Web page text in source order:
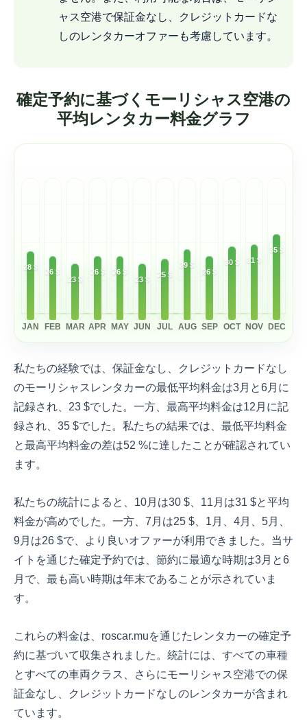
ャス空港で保証金なし、クレジットカードな
しのレンタカーオファーも考慮しています。
確定予約に基づくモーリシャス空港の
平均レンタカー料金グラフ
28 $
JAN
26 $
FEB
23 $
MAR
26 $
APR
26 $
MAY
23 $
JUN
25 $
JUL
29 $
AUG
26 $
SEP
30 $
OCT
31 $
NOV
35 $
DEC
私たちの経験では、保証金なし、クレジットカードなし
のモーリシャスレンタカーの最低平均料金は3月と6月に
記録され、23 $でした。一方、最高平均料金は12月に記
録され、35 $でした。私たちの結果では、最低平均料金
と最高平均料金の差は52 %に達したことが確認されてい
ます。
私たちの統計によると、10月は30 $、11月は31 $と平均
料金が高めでした。一方、7月は25 $、1月、4月、5月、
9月は26 $で、より良いオファーが利用できました。当サ
イトを通じた確定予約では、節約に最適な時期は3月と6
月で、最も高い時期は年末であることが示されていま
す。
これらの料金は、roscar.muを通じたレンタカーの確定予
約に基づいて収集されました。統計には、すべての車種
とすべての車両クラス、さらにモーリシャス空港での保
証金なし、クレジットカードなしのレンタカーが含まれ
ています。